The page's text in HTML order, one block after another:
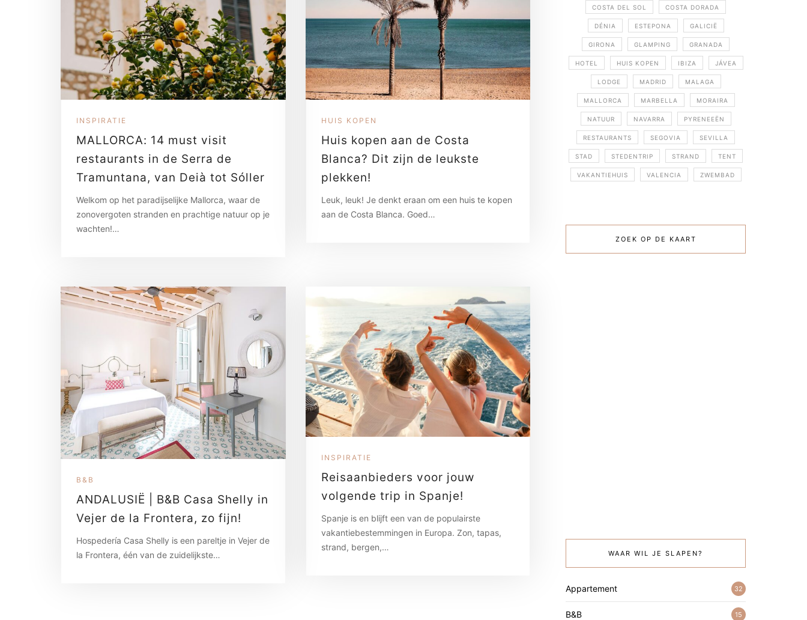
INSPIRATIE
MALLORCA: 14 must visit
restaurants in de Serra de
Tramuntana, van Deià tot Sóller
Welkom op het paradijselijke Mallorca, waar de
zonovergoten stranden en prachtige natuur op je
wachten!…
HUIS KOPEN
Huis kopen aan de Costa
Blanca? Dit zijn de leukste
plekken!
Leuk, leuk! Je denkt eraan om een huis te kopen
aan de Costa Blanca. Goed…
B&B
ANDALUSIË | B&B Casa Shelly in
Vejer de la Frontera, zo fijn!
Hospedería Casa Shelly is een pareltje in Vejer de
la Frontera, één van de zuidelijkste…
INSPIRATIE
Reisaanbieders voor jouw
volgende trip in Spanje!
Spanje is en blijft een van de populairste
vakantiebestemmingen in Europa. Zon, tapas,
strand, bergen,…
COSTA DEL SOL COSTA DORADA
DÉNIA ESTEPONA GALICIË
GIRONA GLAMPING GRANADA
HOTEL HUIS KOPEN IBIZA JÁVEA
LODGE MADRID MALAGA
MALLORCA MARBELLA MORAIRA
NATUUR NAVARRA PYRENEEËN
RESTAURANTS SEGOVIA SEVILLA
STAD STEDENTRIP STRAND TENT
VAKANTIEHUIS VALENCIA ZWEMBAD
ZOEK OP DE KAART
WAAR WIL JE SLAPEN?
Appartement 32
B&B 15